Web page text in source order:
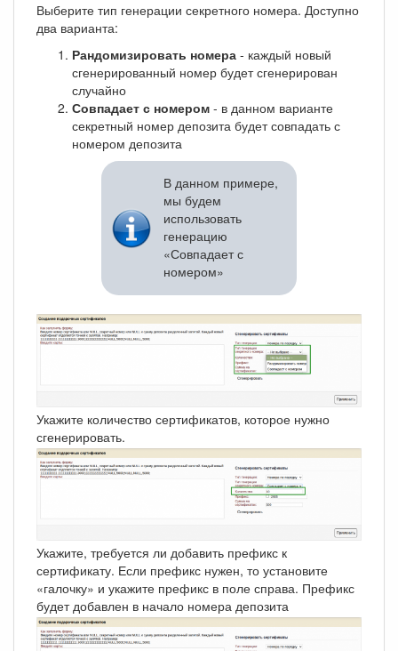
Выберите тип генерации секретного номера. Доступно
два варианта:
Рандомизировать номера - каждый новый
сгенерированный номер будет сгенерирован
случайно
Совпадает с номером - в данном варианте
секретный номер депозита будет совпадать с
номером депозита
В данном примере,
мы будем
использовать
генерацию
«Совпадает с
номером»
Укажите количество сертификатов, которое нужно
сгенерировать.
Укажите, требуется ли добавить префикс к
сертификату. Если префикс нужен, то установите
«галочку» и укажите префикс в поле справа. Префикс
будет добавлен в начало номера депозита